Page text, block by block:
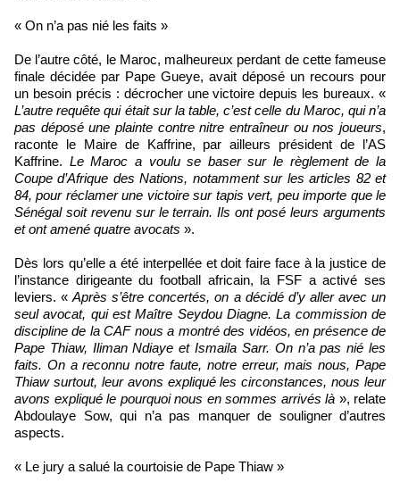
« On n’a pas nié les faits »
De l’autre côté, le Maroc, malheureux perdant de cette fameuse
finale décidée par Pape Gueye, avait déposé un recours pour
un besoin précis : décrocher une victoire depuis les bureaux. «
L’autre requête qui était sur la table, c’est celle du Maroc, qui n’a
pas déposé une plainte contre nitre entraîneur ou nos joueurs,
raconte le Maire de Kaffrine, par ailleurs président de l’AS
Kaffrine. Le Maroc a voulu se baser sur le règlement de la
Coupe d’Afrique des Nations, notamment sur les articles 82 et
84, pour réclamer une victoire sur tapis vert, peu importe que le
Sénégal soit revenu sur le terrain. Ils ont posé leurs arguments
et ont amené quatre avocats ».
Dès lors qu’elle a été interpellée et doit faire face à la justice de
l’instance dirigeante du football africain, la FSF a activé ses
leviers. «Après s’être concertés, on a décidé d’y aller avec un
seul avocat, qui est Maître Seydou Diagne. La commission de
discipline de la CAF nous a montré des vidéos, en présence de
Pape Thiaw, Iliman Ndiaye et Ismaila Sarr. On n’a pas nié les
faits. On a reconnu notre faute, notre erreur, mais nous, Pape
Thiaw surtout, leur avons expliqué les circonstances, nous leur
avons expliqué le pourquoi nous en sommes arrivés là », relate
Abdoulaye Sow, qui n’a pas manquer de souligner d’autres
aspects.
« Le jury a salué la courtoisie de Pape Thiaw »